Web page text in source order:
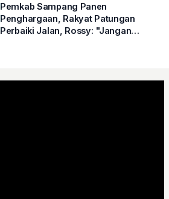
Pemkab Sampang Panen
Penghargaan, Rakyat Patungan
Perbaiki Jalan, Rossy: "Jangan